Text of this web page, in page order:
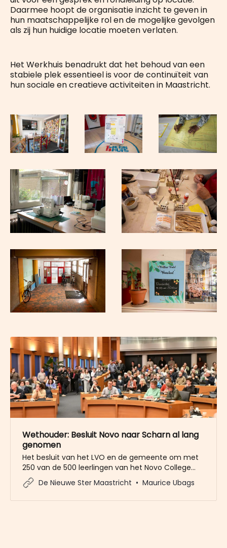
Daarmee hoopt de organisatie inzicht te geven in
hun maatschappelijke rol en de mogelijke gevolgen
als zij hun huidige locatie moeten verlaten.
Het Werkhuis benadrukt dat het behoud van een
stabiele plek essentieel is voor de continuïteit van
hun sociale en creatieve activiteiten in Maastricht.
Wethouder: Besluit Novo naar Scharn al lang
genomen
Het besluit van het LVO en de gemeente om met
250 van de 500 leerlingen van het Novo College
naar de Nutsschool in Scharn te gaan, is al lang
genomen: in februari 2025 toen het Integraal
Huisvestings Plan Onderwijs is vastgesteld door de
De Nieuwe Ster Maastricht Maurice Ubags